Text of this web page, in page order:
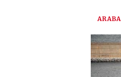
ARABA